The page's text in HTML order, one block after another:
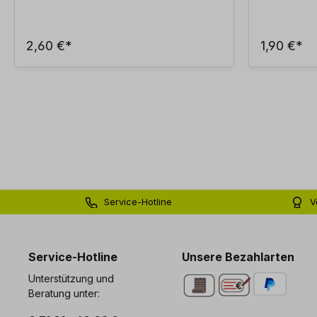
2,60 €* 1,90 €*
Service-Hotline
Service-Hotline
Unterstützung und
Beratung unter:
Unsere Bezahlarten